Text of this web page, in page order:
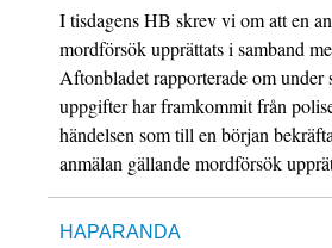
I tisdagens HB skrev vi om att en
mordförsök upprättats i samband
Aftonbladet rapporterade om under
uppgifter har framkommit från
händelsen som till en början
anmälan gällande mordförsök
HAPARANDA